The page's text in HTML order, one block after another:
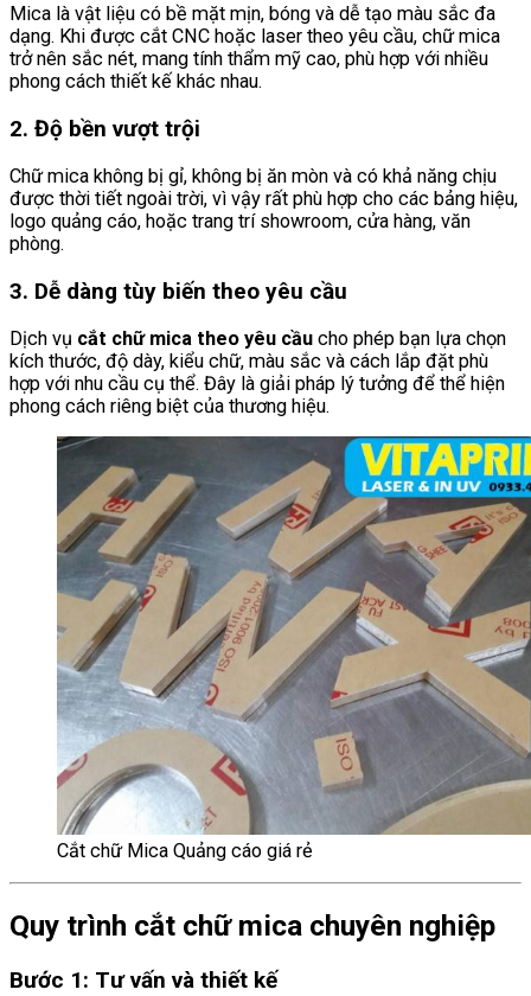
Mica là vật liệu có bề mặt mịn, bóng và dễ tạo màu sắc đa
dạng. Khi được cắt CNC hoặc laser theo yêu cầu, chữ mica
trở nên sắc nét, mang tính thẩm mỹ cao, phù hợp với nhiều
phong cách thiết kế khác nhau.
2. Độ bền vượt trội
Chữ mica không bị gỉ, không bị ăn mòn và có khả năng chịu
được thời tiết ngoài trời, vì vậy rất phù hợp cho các bảng hiệu,
logo quảng cáo, hoặc trang trí showroom, cửa hàng, văn
phòng.
3. Dễ dàng tùy biến theo yêu cầu
Dịch vụ cắt chữ mica theo yêu cầu cho phép bạn lựa chọn
kích thước, độ dày, kiểu chữ, màu sắc và cách lắp đặt phù
hợp với nhu cầu cụ thể. Đây là giải pháp lý tưởng để thể hiện
phong cách riêng biệt của thương hiệu.
Cắt chữ Mica Quảng cáo giá rẻ
Quy trình cắt chữ mica chuyên nghiệp
Bước 1: Tư vấn và thiết kế